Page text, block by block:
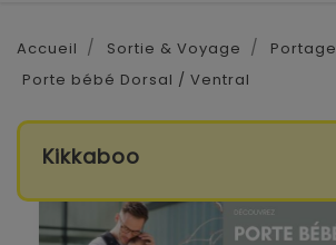
Accueil Sortie & Voyage
Portage
Porte bébé Dorsal / Ventral
Kikkaboo